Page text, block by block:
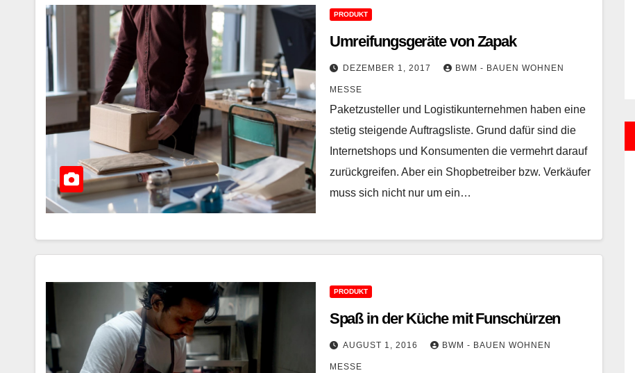
PRODUKT
Umreifungsgeräte von Zapak
DEZEMBER 1, 2017 BWM - BAUEN WOHNEN
MESSE
Paketzusteller und Logistikunternehmen haben eine
stetig steigende Auftragsliste. Grund dafür sind die
Internetshops und Konsumenten die vermehrt darauf
zurückgreifen. Aber ein Shopbetreiber bzw. Verkäufer
muss sich nicht nur um ein…
PRODUKT
Spaß in der Küche mit Funschürzen
AUGUST 1, 2016 BWM - BAUEN WOHNEN
MESSE